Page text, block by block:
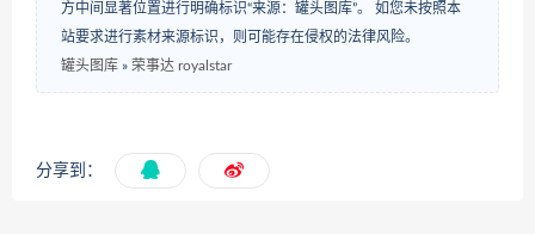
方中间显著位置进行明确标识“来源：罐头图库”。 如您未按照本
站要求进行素材来源标识，则可能存在侵权的法律风险。
罐头图库 » 荣事达 royalstar
分享到：